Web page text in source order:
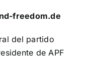
freedom.de
del partido
de APF